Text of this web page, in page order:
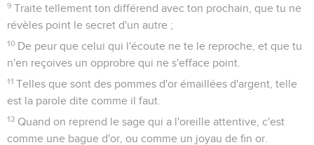
9 Traite tellement ton différend avec ton prochain, que tu ne
révèles point le secret d'un autre ;
10 De peur que celui qui l'écoute ne te le reproche, et que tu
n'en reçoives un opprobre qui ne s'efface point.
11 Telles que sont des pommes d'or émaillées d'argent, telle
est la parole dite comme il faut.
12 Quand on reprend le sage qui a l'oreille attentive, c'est
comme une bague d'or, ou comme un joyau de fin or.